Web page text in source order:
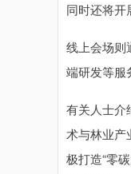
同时还将开
线上会场则
端研发等服
有关人士介
术与林业产
极打造“零